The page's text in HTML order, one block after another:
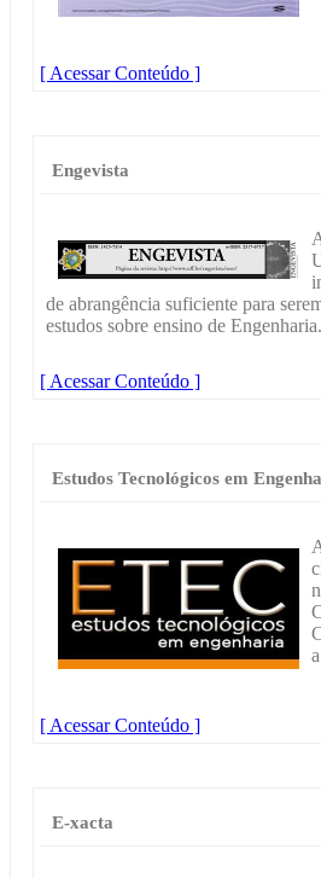
[ Acessar Conteúdo ]
Engevista
de abrangência suficiente para
estudos sobre ensino de Engenharia.
[ Acessar Conteúdo ]
Estudos Tecnológicos em
[ Acessar Conteúdo ]
E-xacta